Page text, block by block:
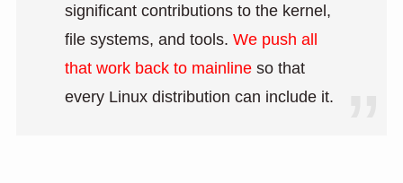
significant contributions to the kernel,
file systems, and tools. We push all
that work back to mainlineso that
every Linux distribution can include it.